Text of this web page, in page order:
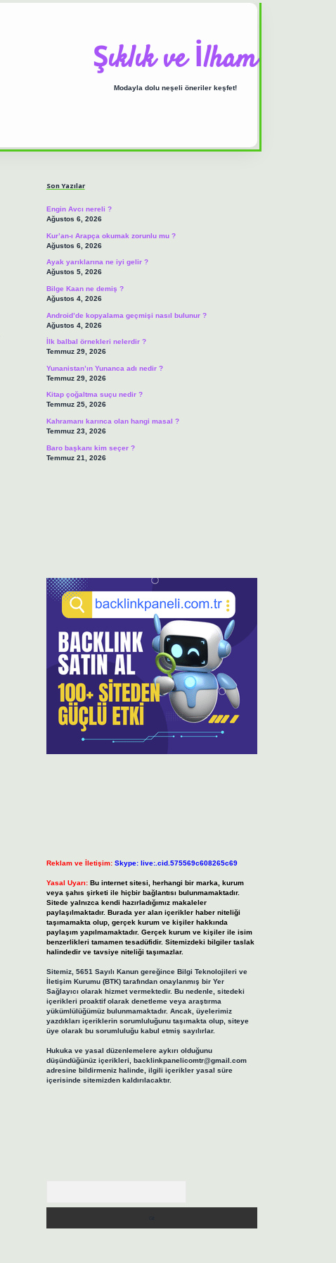
Şıklık ve İlham
Modayla dolu neşeli öneriler keşfet!
Son Yazılar
Engin Avcı nereli ?
Ağustos 6, 2026
Kur’an-ı Arapça okumak zorunlu mu ?
Ağustos 6, 2026
Ayak yarıklarına ne iyi gelir ?
Ağustos 5, 2026
Bilge Kaan ne demiş ?
Ağustos 4, 2026
Android’de kopyalama geçmişi nasıl bulunur ?
Ağustos 4, 2026
İlk balbal örnekleri nelerdir ?
Temmuz 29, 2026
Yunanistan’ın Yunanca adı nedir ?
Temmuz 29, 2026
Kitap çoğaltma suçu nedir ?
Temmuz 25, 2026
Kahramanı karınca olan hangi masal ?
Temmuz 23, 2026
Baro başkanı kim seçer ?
Temmuz 21, 2026
Reklam ve İletişim: Skype: live:.cid.575569c608265c69
Yasal Uyarı: Bu internet sitesi, herhangi bir marka, kurum
veya şahıs şirketi ile hiçbir bağlantısı bulunmamaktadır.
Sitede yalnızca kendi hazırladığımız makaleler
paylaşılmaktadır. Burada yer alan içerikler haber niteliği
taşımamakta olup, gerçek kurum ve kişiler hakkında
paylaşım yapılmamaktadır. Gerçek kurum ve kişiler ile isim
benzerlikleri tamamen tesadüfidir. Sitemizdeki bilgiler taslak
halindedir ve tavsiye niteliği taşımazlar.
Sitemiz, 5651 Sayılı Kanun gereğince Bilgi Teknolojileri ve
İletişim Kurumu (BTK) tarafından onaylanmış bir Yer
Sağlayıcı olarak hizmet vermektedir. Bu nedenle, sitedeki
içerikleri proaktif olarak denetleme veya araştırma
yükümlülüğümüz bulunmamaktadır. Ancak, üyelerimiz
yazdıkları içeriklerin sorumluluğunu taşımakta olup, siteye
üye olarak bu sorumluluğu kabul etmiş sayılırlar.
Hukuka ve yasal düzenlemelere aykırı olduğunu
düşündüğünüz içerikleri, backlinkpanelicomtr@gmail.com
adresine bildirmeniz halinde, ilgili içerikler yasal süre
içerisinde sitemizden kaldırılacaktır.
ilbet casino